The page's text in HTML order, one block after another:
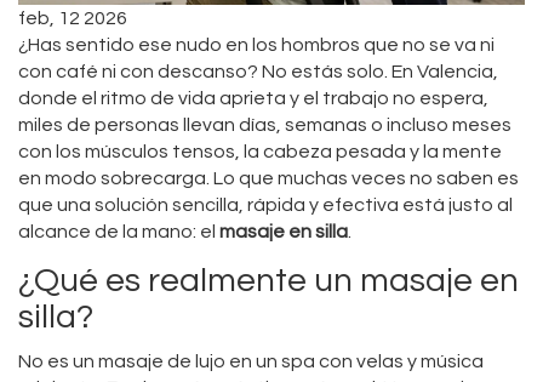
feb, 12 2026
¿Has sentido ese nudo en los hombros que no se va ni
con café ni con descanso? No estás solo. En Valencia,
donde el ritmo de vida aprieta y el trabajo no espera,
miles de personas llevan días, semanas o incluso meses
con los músculos tensos, la cabeza pesada y la mente
en modo sobrecarga. Lo que muchas veces no saben es
que una solución sencilla, rápida y efectiva está justo al
alcance de la mano: el masaje en silla
¿Qué es realmente un masaje en
silla?
No es un masaje de lujo en un spa con velas y música